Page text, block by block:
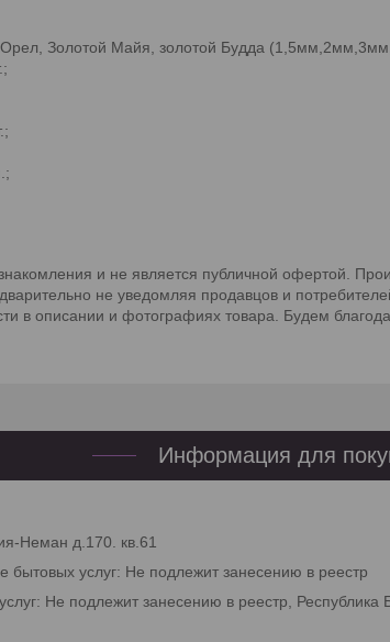
Орел, Золотой Майя, золотой Будда
и не является публичной офертой.
не уведомляя продавцов и
в описании и фотографиях товара. Будем
Информация для
Неман д.170. кв.61
бытовых услуг: Не подлежит занесению в реестр
Не подлежит занесению в реестр, Республика